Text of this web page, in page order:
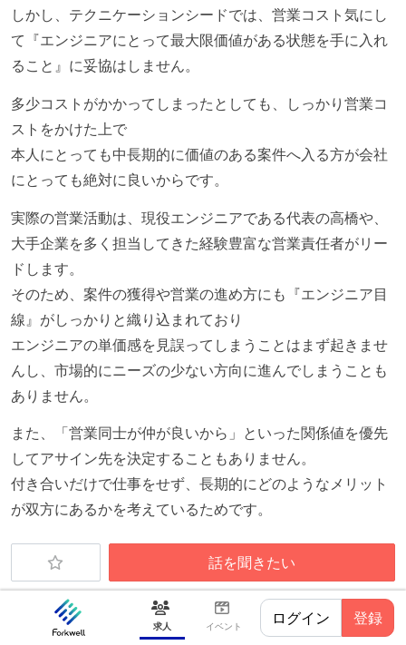
求人 イベント ログイン 登録
しかし、テクニケーションシードでは、営業コスト気にし
て『エンジニアにとって最大限価値がある状態を手に入れ
ること』に妥協はしません。
多少コストがかかってしまったとしても、しっかり営業コ
ストをかけた上で
本人にとっても中長期的に価値のある案件へ入る方が会社
にとっても絶対に良いからです。
実際の営業活動は、現役エンジニアである代表の高橋や、
大手企業を多く担当してきた経験豊富な営業責任者がリー
ドします。
そのため、案件の獲得や営業の進め方にも『エンジニア目
線』がしっかりと織り込まれており
エンジニアの単価感を見誤ってしまうことはまず起きませ
んし、市場的にニーズの少ない方向に進んでしまうことも
ありません。
また、「営業同士が仲が良いから」といった関係値を優先
してアサイン先を決定することもありません。
付き合いだけで仕事をせず、長期的にどのようなメリット
が双方にあるかを考えているためです。
そんな体制や思想があるからこそ、『営業コスト＜価値の
ある環境を作ること』を実現し続けることができるので
話を聞きたい